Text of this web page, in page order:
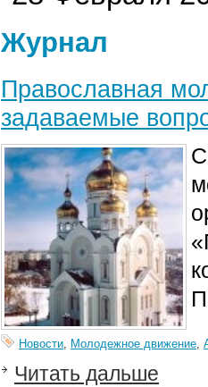
Журнал
Православная
задаваемые
Новости, Молодежное движение,
Читать дальше